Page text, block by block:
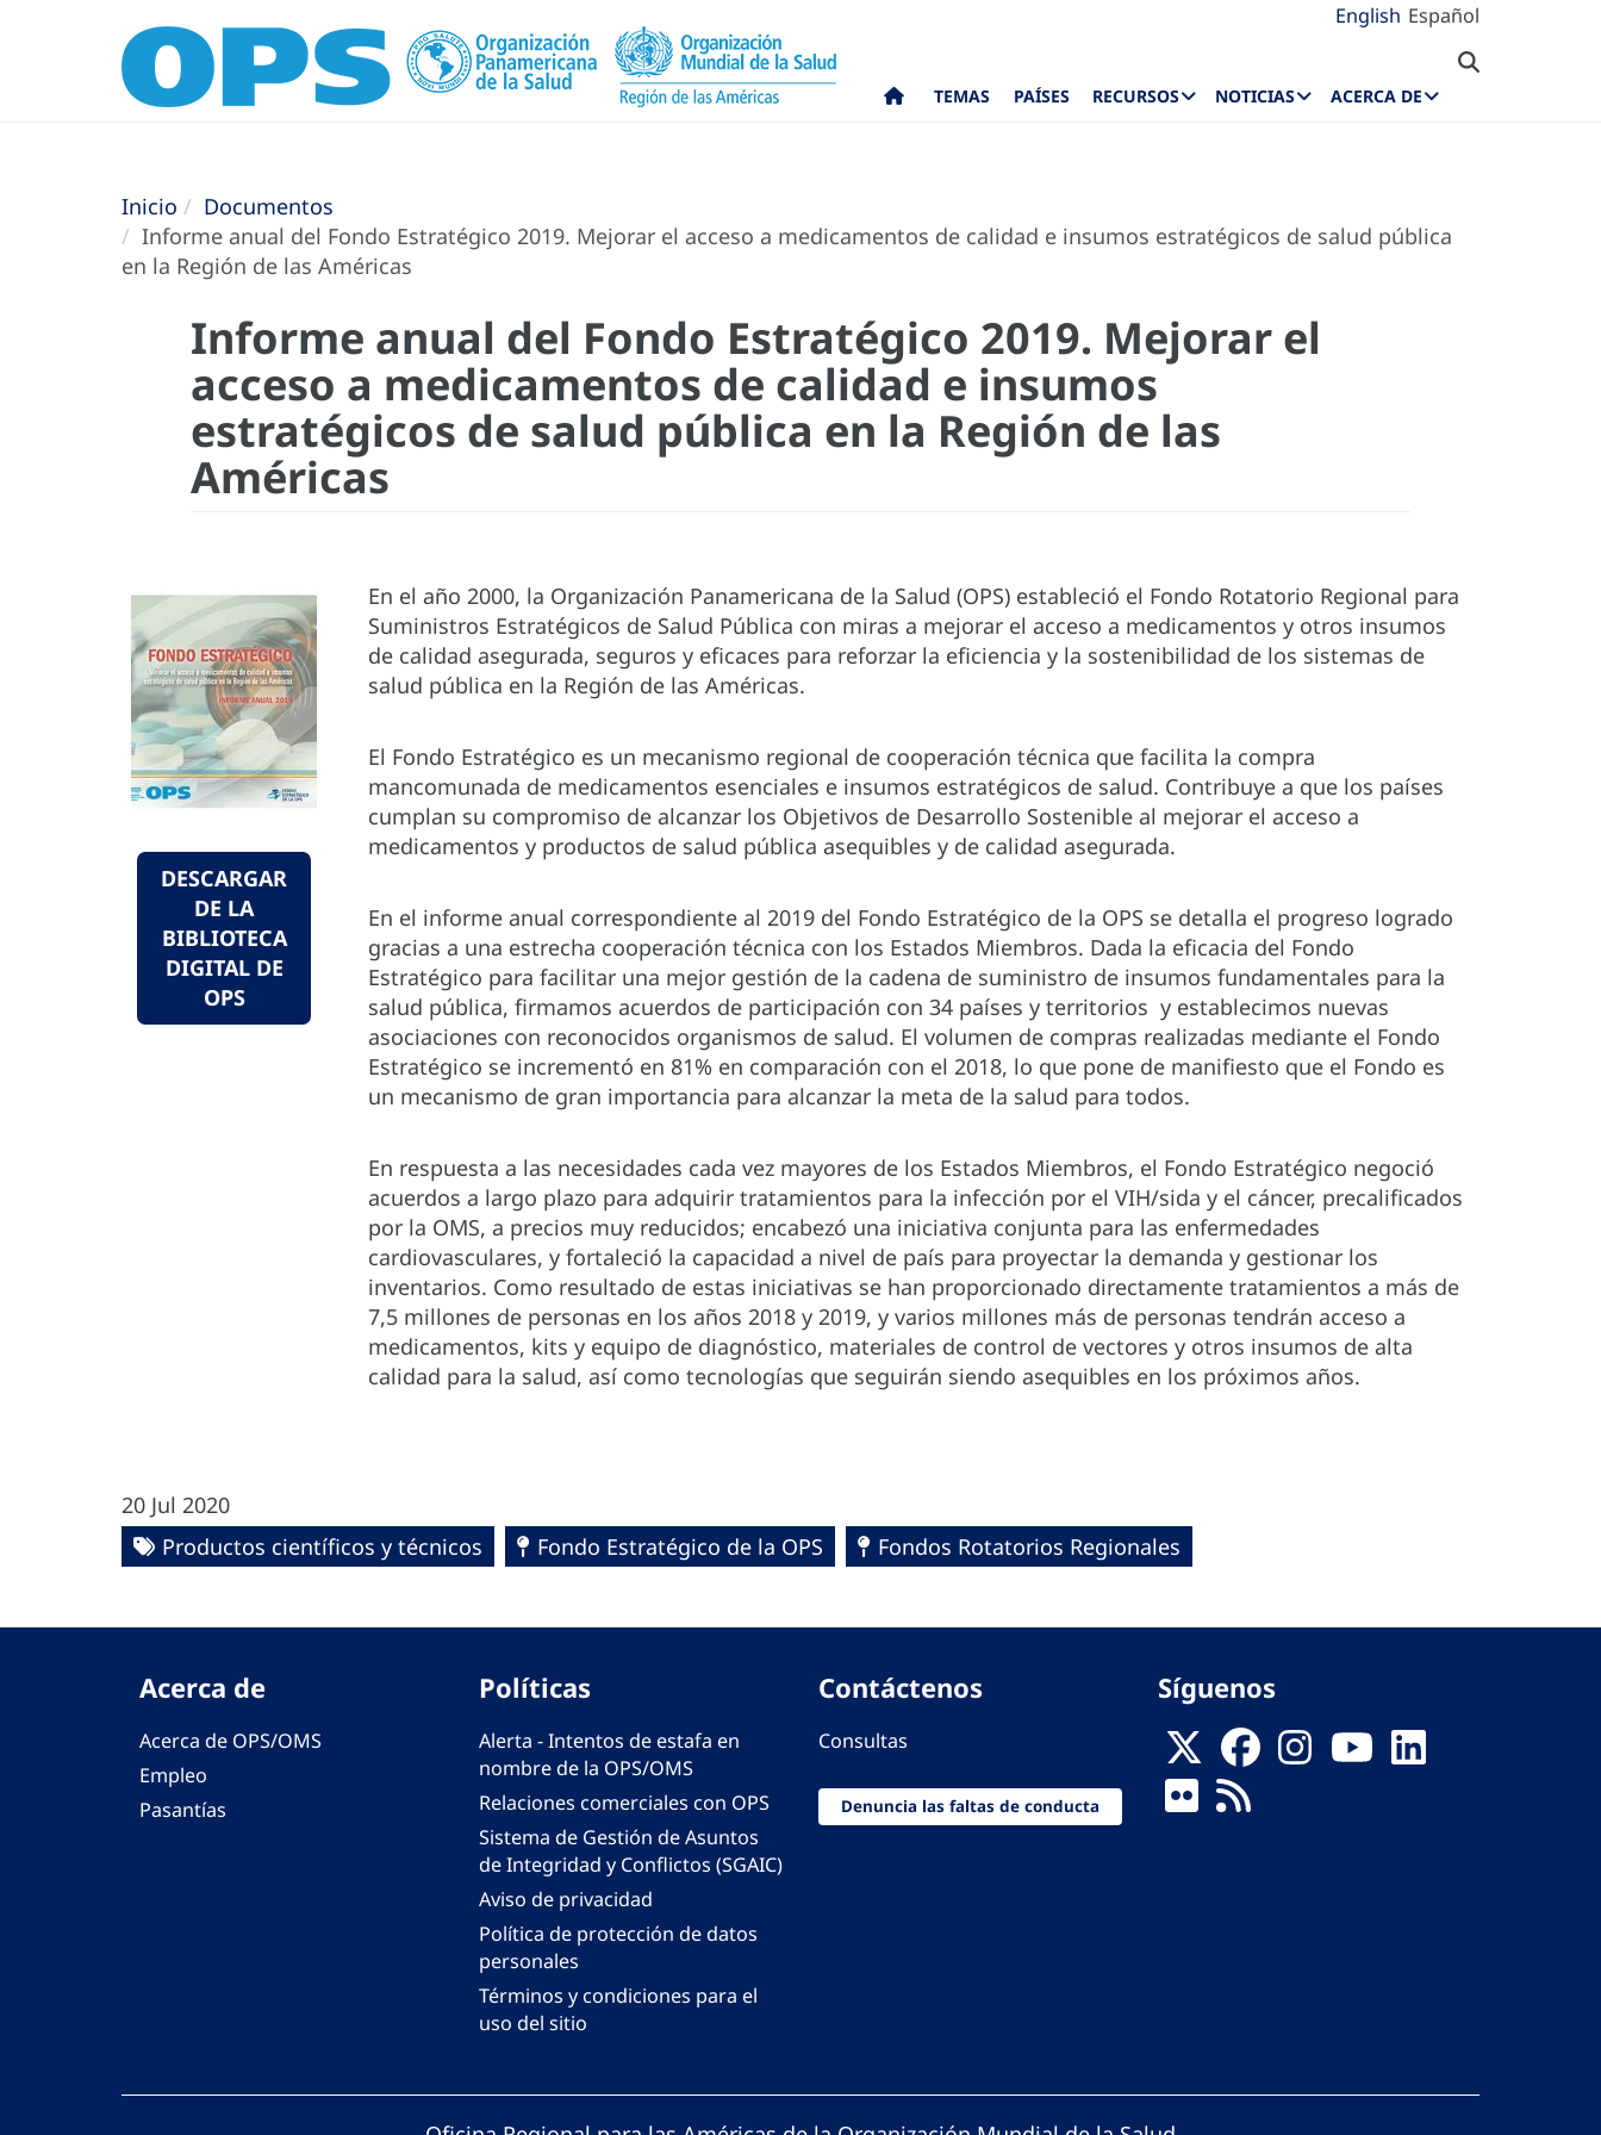
English Español
TEMAS PAÍSES RECURSOS NOTICIAS ACERCA DE
Inicio
Documentos
Informe anual del Fondo Estratégico 2019. Mejorar el acceso a medicamentos de calidad e insumos estratégicos de salud pública
en la Región de las Américas
Informe anual del Fondo Estratégico 2019. Mejorar el
acceso a medicamentos de calidad e insumos
estratégicos de salud pública en la Región de las
Américas
DESCARGAR
DE LA
BIBLIOTECA
DIGITAL DE
OPS
En el año 2000, la Organización Panamericana de la Salud (OPS) estableció el Fondo Rotatorio Regional para
Suministros Estratégicos de Salud Pública con miras a mejorar el acceso a medicamentos y otros insumos
de calidad asegurada, seguros y eficaces para reforzar la eficiencia y la sostenibilidad de los sistemas de
salud pública en la Región de las Américas.
El Fondo Estratégico es un mecanismo regional de cooperación técnica que facilita la compra
mancomunada de medicamentos esenciales e insumos estratégicos de salud. Contribuye a que los países
cumplan su compromiso de alcanzar los Objetivos de Desarrollo Sostenible al mejorar el acceso a
medicamentos y productos de salud pública asequibles y de calidad asegurada.
En el informe anual correspondiente al 2019 del Fondo Estratégico de la OPS se detalla el progreso logrado
gracias a una estrecha cooperación técnica con los Estados Miembros. Dada la eficacia del Fondo
Estratégico para facilitar una mejor gestión de la cadena de suministro de insumos fundamentales para la
salud pública, firmamos acuerdos de participación con 34 países y territorios y establecimos nuevas
asociaciones con reconocidos organismos de salud. El volumen de compras realizadas mediante el Fondo
Estratégico se incrementó en 81% en comparación con el 2018, lo que pone de manifiesto que el Fondo es
un mecanismo de gran importancia para alcanzar la meta de la salud para todos.
En respuesta a las necesidades cada vez mayores de los Estados Miembros, el Fondo Estratégico negoció
acuerdos a largo plazo para adquirir tratamientos para la infección por el VIH/sida y el cáncer, precalificados
por la OMS, a precios muy reducidos; encabezó una iniciativa conjunta para las enfermedades
cardiovasculares, y fortaleció la capacidad a nivel de país para proyectar la demanda y gestionar los
inventarios. Como resultado de estas iniciativas se han proporcionado directamente tratamientos a más de
7,5 millones de personas en los años 2018 y 2019, y varios millones más de personas tendrán acceso a
medicamentos, kits y equipo de diagnóstico, materiales de control de vectores y otros insumos de alta
calidad para la salud, así como tecnologías que seguirán siendo asequibles en los próximos años.
20 Jul 2020
Productos científicos y técnicos
Fondo Estratégico de la OPS Fondos Rotatorios Regionales
Acerca de
Acerca de OPS/OMS
Empleo
Pasantías
Políticas
Alerta - Intentos de estafa en
nombre de la OPS/OMS
Relaciones comerciales con OPS
Sistema de Gestión de Asuntos
de Integridad y Conflictos (SGAIC)
Aviso de privacidad
Política de protección de datos
personales
Términos y condiciones para el
uso del sitio
Contáctenos
Consultas
Denuncia las faltas de conducta
Síguenos